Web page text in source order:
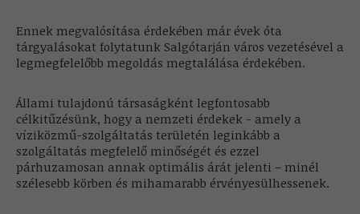
Ennek megvalósítása érdekében már évek óta
tárgyalásokat folytatunk Salgótarján város vezetésével a
legmegfelelőbb megoldás megtalálása érdekében.
Állami tulajdonú társaságként legfontosabb
célkitűzésünk, hogy a nemzeti érdekek - amely a
víziközmű-szolgáltatás területén leginkább a
szolgáltatás megfelelő minőségét és ezzel
párhuzamosan annak optimális árát jelenti – minél
szélesebb körben és mihamarabb érvényesülhessenek.